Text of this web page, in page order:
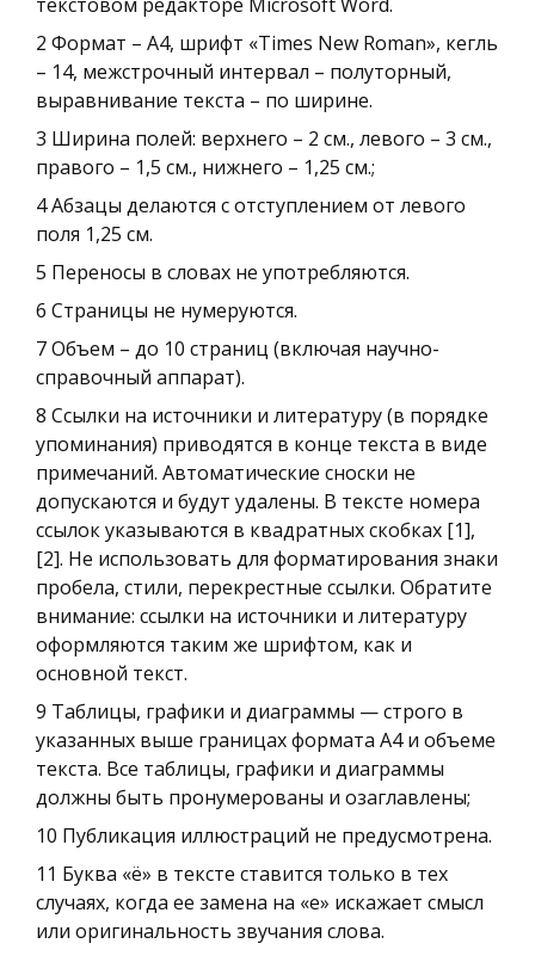
2 Формат – А4, шрифт «Times New Roman», кегль
– 14, межстрочный интервал – полуторный,
выравнивание текста – по ширине.
3 Ширина полей: верхнего – 2 см., левого – 3 см.,
правого – 1,5 см., нижнего – 1,25 см.;
4 Абзацы делаются с отступлением от левого
поля 1,25 см.
5 Переносы в словах не употребляются.
6 Страницы не нумеруются.
7 Объем – до 10 страниц (включая научно-
справочный аппарат).
8 Ссылки на источники и литературу (в порядке
упоминания) приводятся в конце текста в виде
примечаний. Автоматические сноски не
допускаются и будут удалены. В тексте номера
ссылок указываются в квадратных скобках [1],
[2]. Не использовать для форматирования знаки
пробела, стили, перекрестные ссылки. Обратите
внимание: ссылки на источники и литературу
оформляются таким же шрифтом, как и
основной текст.
9 Таблицы, графики и диаграммы — строго в
указанных выше границах формата А4 и объеме
текста. Все таблицы, графики и диаграммы
должны быть пронумерованы и озаглавлены;
10 Публикация иллюстраций не предусмотрена.
11 Буква «ё» в тексте ставится только в тех
случаях, когда ее замена на «е» искажает смысл
или оригинальность звучания слова.